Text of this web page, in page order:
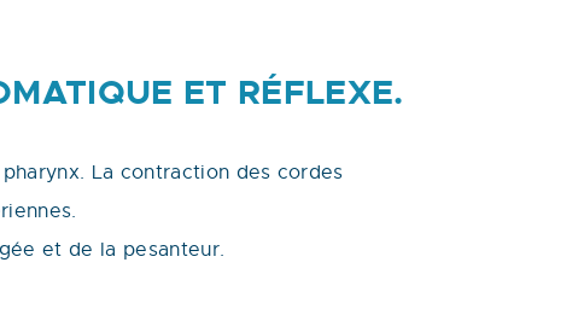
ET RÉFLEXE.
La contraction des cordes
et de la pesanteur.